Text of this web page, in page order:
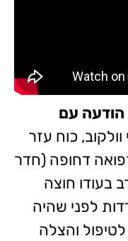
הודעה עם
וולקוב, כוח עזר
לרפואה דחופה (חדר
בעודו חוצה
לפני שהיה
והצלה